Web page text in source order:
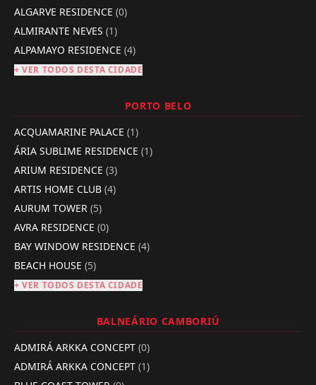
ALGARVE RESIDENCE (0)
ALMIRANTE NEVES (1)
ALPAMAYO RESIDENCE (4)
+ VER TODOS DESTA CIDADE
PORTO BELO
ACQUAMARINE PALACE (1)
ÁRIA SUBLIME RESIDENCE (1)
ARIUM RESIDENCE (3)
ARTIS HOME CLUB (4)
AURUM TOWER (5)
AVRA RESIDENCE (0)
BAY WINDOW RESIDENCE (4)
BEACH HOUSE (5)
+ VER TODOS DESTA CIDADE
BALNEÁRIO CAMBORIÚ
ADMIRÁ ARKKA CONCEPT (0)
ADMIRÁ ARKKA CONCEPT (1)